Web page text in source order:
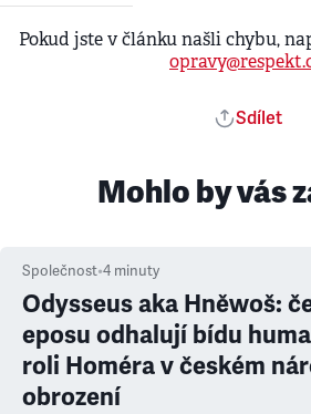
Pokud jste v článku našli chybu,
Sdílet
Mohlo by vás
Společnost•4 minuty
Odysseus aka Hněwoš:
eposu odhalují bídu
roli Homéra v českém
obrození